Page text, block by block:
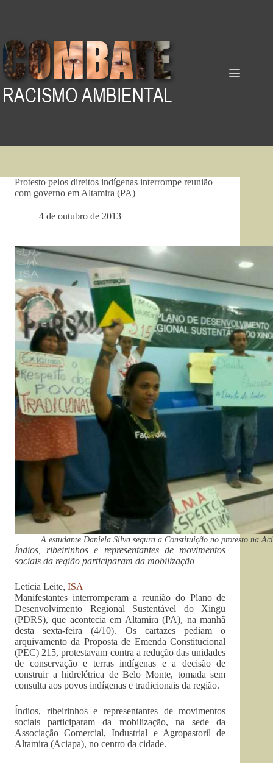
Protesto pelos direitos indígenas interrompe reunião
com governo em Altamira (PA)
4 de outubro de 2013
A estudante Daniela Silva segura a Constituição no protesto na
Índios, ribeirinhos e representantes de movimentos
sociais da região participaram da mobilização
Letícia Leite, ISA
Manifestantes interromperam a reunião do Plano de
Desenvolvimento Regional Sustentável do Xingu
(PDRS), que acontecia em Altamira (PA), na manhã
desta sexta-feira (4/10). Os cartazes pediam o
arquivamento da Proposta de Emenda Constitucional
(PEC) 215, protestavam contra a redução das unidades
de conservação e terras indígenas e a decisão de
construir a hidrelétrica de Belo Monte, tomada sem
consulta aos povos indígenas e tradicionais da região.
Índios, ribeirinhos e representantes de movimentos
sociais participaram da mobilização, na sede da
Associação Comercial, Industrial e Agropastoril de
Altamira (Aciapa), no centro da cidade.